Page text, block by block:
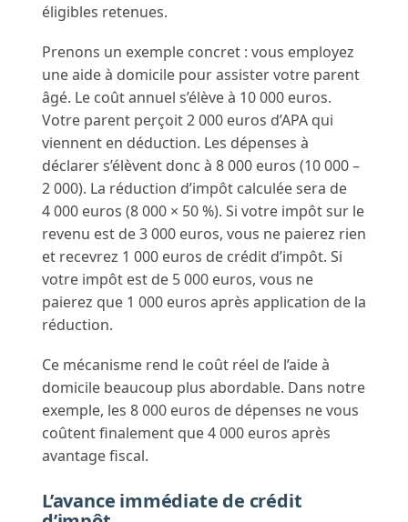
éligibles retenues.
Prenons un exemple concret : vous employez
une aide à domicile pour assister votre parent
âgé. Le coût annuel s’élève à 10 000 euros.
Votre parent perçoit 2 000 euros d’APA qui
viennent en déduction. Les dépenses à
déclarer s’élèvent donc à 8 000 euros (10 000 –
2 000). La réduction d’impôt calculée sera de
4 000 euros (8 000 × 50 %). Si votre impôt sur le
revenu est de 3 000 euros, vous ne paierez rien
et recevrez 1 000 euros de crédit d’impôt. Si
votre impôt est de 5 000 euros, vous ne
paierez que 1 000 euros après application de la
réduction.
Ce mécanisme rend le coût réel de l’aide à
domicile beaucoup plus abordable. Dans notre
exemple, les 8 000 euros de dépenses ne vous
coûtent finalement que 4 000 euros après
avantage fiscal.
L’avance immédiate de crédit